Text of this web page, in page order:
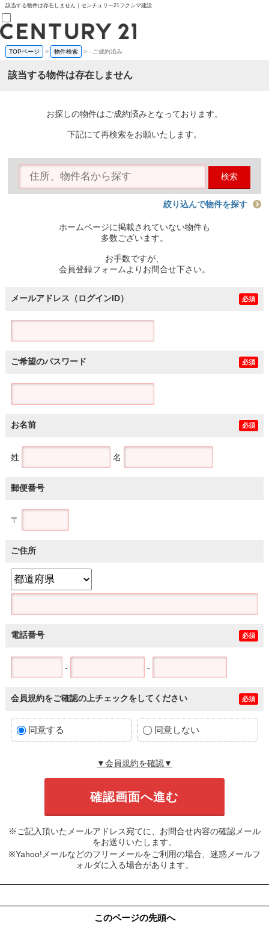
該当する物件は存在しません｜センチュリー21フクシマ建設
売買部
0120-800-844
賃貸部
会員メニュー
物件を探す
購入TOP
条件から探す
住宅ローン控除シミュレータ
TOPページ > 物件検索 >- ご成約済み
該当する物件は存在しません
お探しの物件はご成約済みとなっております。
下記にて再検索をお願いたします。
検索
絞り込んで物件を探す
ホームページに掲載されていない物件も
多数ございます。
お手数ですが、
会員登録フォームよりお問合せ下さい。
メールアドレス（ログインID） 必須
ご希望のパスワード 必須
お名前 必須
姓 名
郵便番号
〒
ご住所
電話番号 必須
- -
会員規約をご確認の上チェックをしてください 必須
同意する 同意しない
▼会員規約を確認▼
※ご記入頂いたメールアドレス宛てに、お問合せ内容の確認メール
をお送りいたします。
※Yahoo!メールなどのフリーメールをご利用の場合、迷惑メールフ
ォルダに入る場合があります。
このページの先頭へ